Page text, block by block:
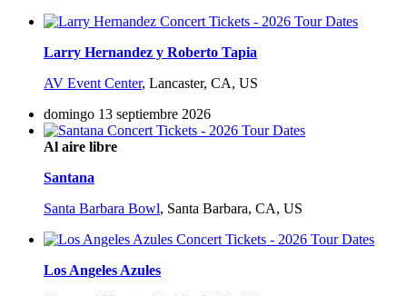
Larry Hernandez y Roberto Tapia
AV Event Center, Lancaster, CA, US
domingo 13 septiembre 2026
Al aire libre
Santana
Santa Barbara Bowl, Santa Barbara, CA, US
Los Angeles Azules